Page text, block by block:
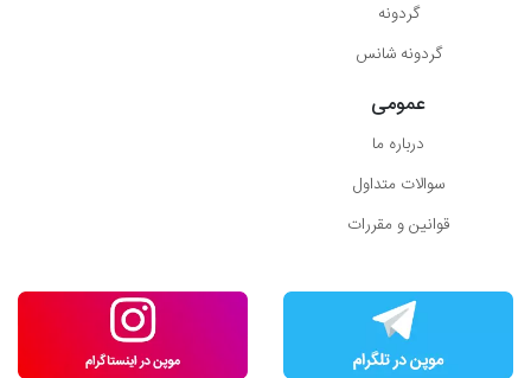
گردونه
گردونه شانس
عمومی
درباره ما
سوالات متداول
قوانین و مقررات